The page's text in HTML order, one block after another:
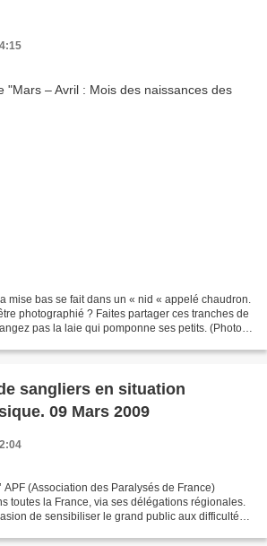
mise bas se fait dans un « nid « appelé chaudron.
photographié ? Faites partager ces tranches de
pas la laie qui pomponne ses petits. (Photos
sangliers en situation
09 Mars 2009
APF (Association des Paralysés de France)
toutes la France, via ses délégations régionales.
de sensibiliser le grand public aux difficultés